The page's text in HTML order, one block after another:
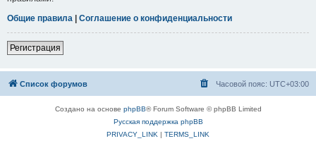
Общие правила | Соглашение о конфиденциальности
Регистрация
Список форумов Часовой пояс: UTC+03:00
Создано на основе phpBB® Forum Software © phpBB Limited
Русская поддержка phpBB
PRIVACY_LINK | TERMS_LINK